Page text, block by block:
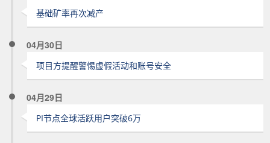
基础矿率再次减产
04月30日
项目方提醒警惕虚假活动和账号安全
04月29日
PI节点全球活跃用户突破6万